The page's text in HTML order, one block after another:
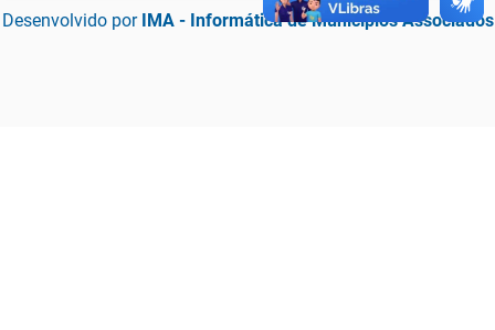
Desenvolvido por IMA - Informática de Municípios Associados